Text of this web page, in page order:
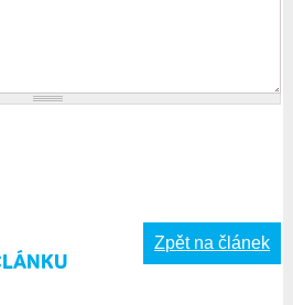
Zpět na článek